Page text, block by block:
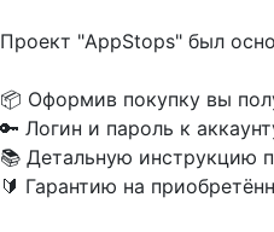
Проект "AppStops" был
📦 Оформив покупку вы
🔑 Логин и пароль к
📚 Детальную инструкцию
🔰 Гарантию на